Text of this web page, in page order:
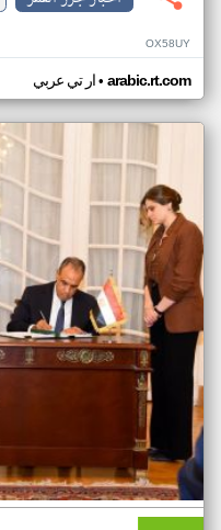
OX58UY
ار تي عربي• arabic.rt.com